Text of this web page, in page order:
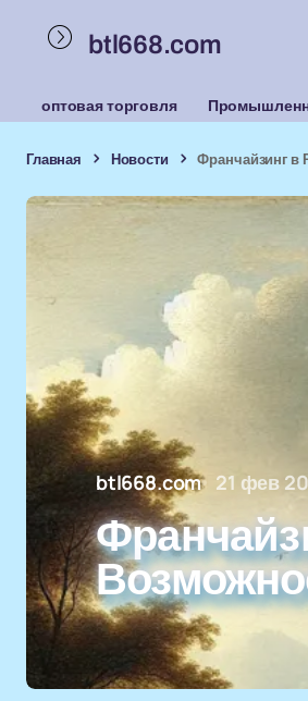
btl668.com
оптовая торговля
Главная Новости Франчайзинг в
btl668.com 21 фев